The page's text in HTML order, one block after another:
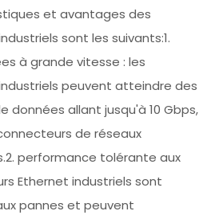
et avantages des
sont les suivants:1.
à grande vitesse : les
peuvent atteindre des
données allant jusqu'à 10 Gbps,
de réseaux
performance tolérante aux
Ethernet industriels sont
pannes et peuvent